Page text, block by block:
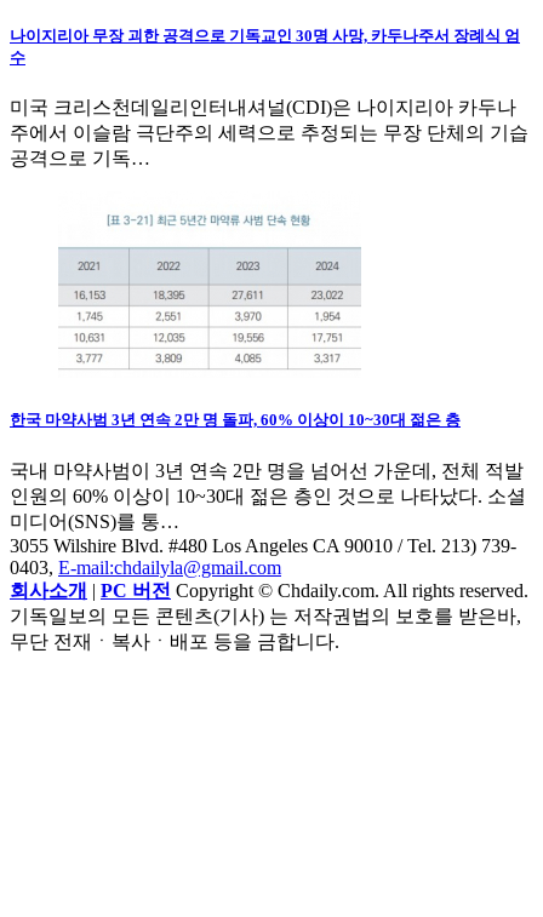
나이지리아 무장 괴한 공격으로 기독교인 30명 사망, 카두나주서 장례식 엄
수
미국 크리스천데일리인터내셔널(CDI)은 나이지리아 카두나
주에서 이슬람 극단주의 세력으로 추정되는 무장 단체의 기습
공격으로 기독…
한국 마약사범 3년 연속 2만 명 돌파, 60% 이상이 10~30대 젊은 층
국내 마약사범이 3년 연속 2만 명을 넘어선 가운데, 전체 적발
인원의 60% 이상이 10~30대 젊은 층인 것으로 나타났다. 소셜
미디어(SNS)를 통…
3055 Wilshire Blvd. #480 Los Angeles CA 90010 / Tel. 213) 739-
0403, E-mail:chdailyla@gmail.com
회사소개 | PC 버전 Copyright © Chdaily.com. All rights reserved.
기독일보의 모든 콘텐츠(기사) 는 저작권법의 보호를 받은바,
무단 전재ㆍ복사ㆍ배포 등을 금합니다.